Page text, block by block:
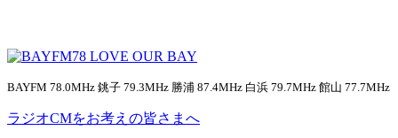
BAYFM 78.0MHz 銚子 79.3MHz 勝浦 87.4MHz 白浜 79.7MHz 館山 77.7MHz
ラジオCMをお考えの皆さまへ